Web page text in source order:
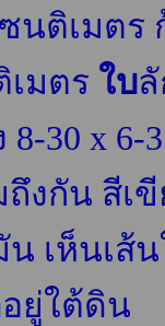
ซนติเมตร
เมตร ใบ
8-30 x
ถึงกัน สีเ
น เห็นเส้
อยู่ใต้ดิน